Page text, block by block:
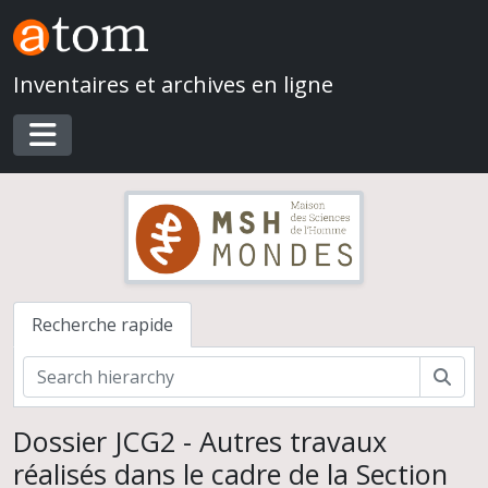
Skip to main content
Inventaires et archives en ligne
Toggle navigation
Recherche rapide
Dossier JCG2 - Autres travaux
réalisés dans le cadre de la Section